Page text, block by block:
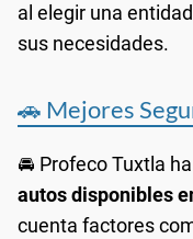
al elegir una
sus necesidades.
🚗 Mejores
🚘 Profeco Tuxtla
autos disponibles
cuenta factores